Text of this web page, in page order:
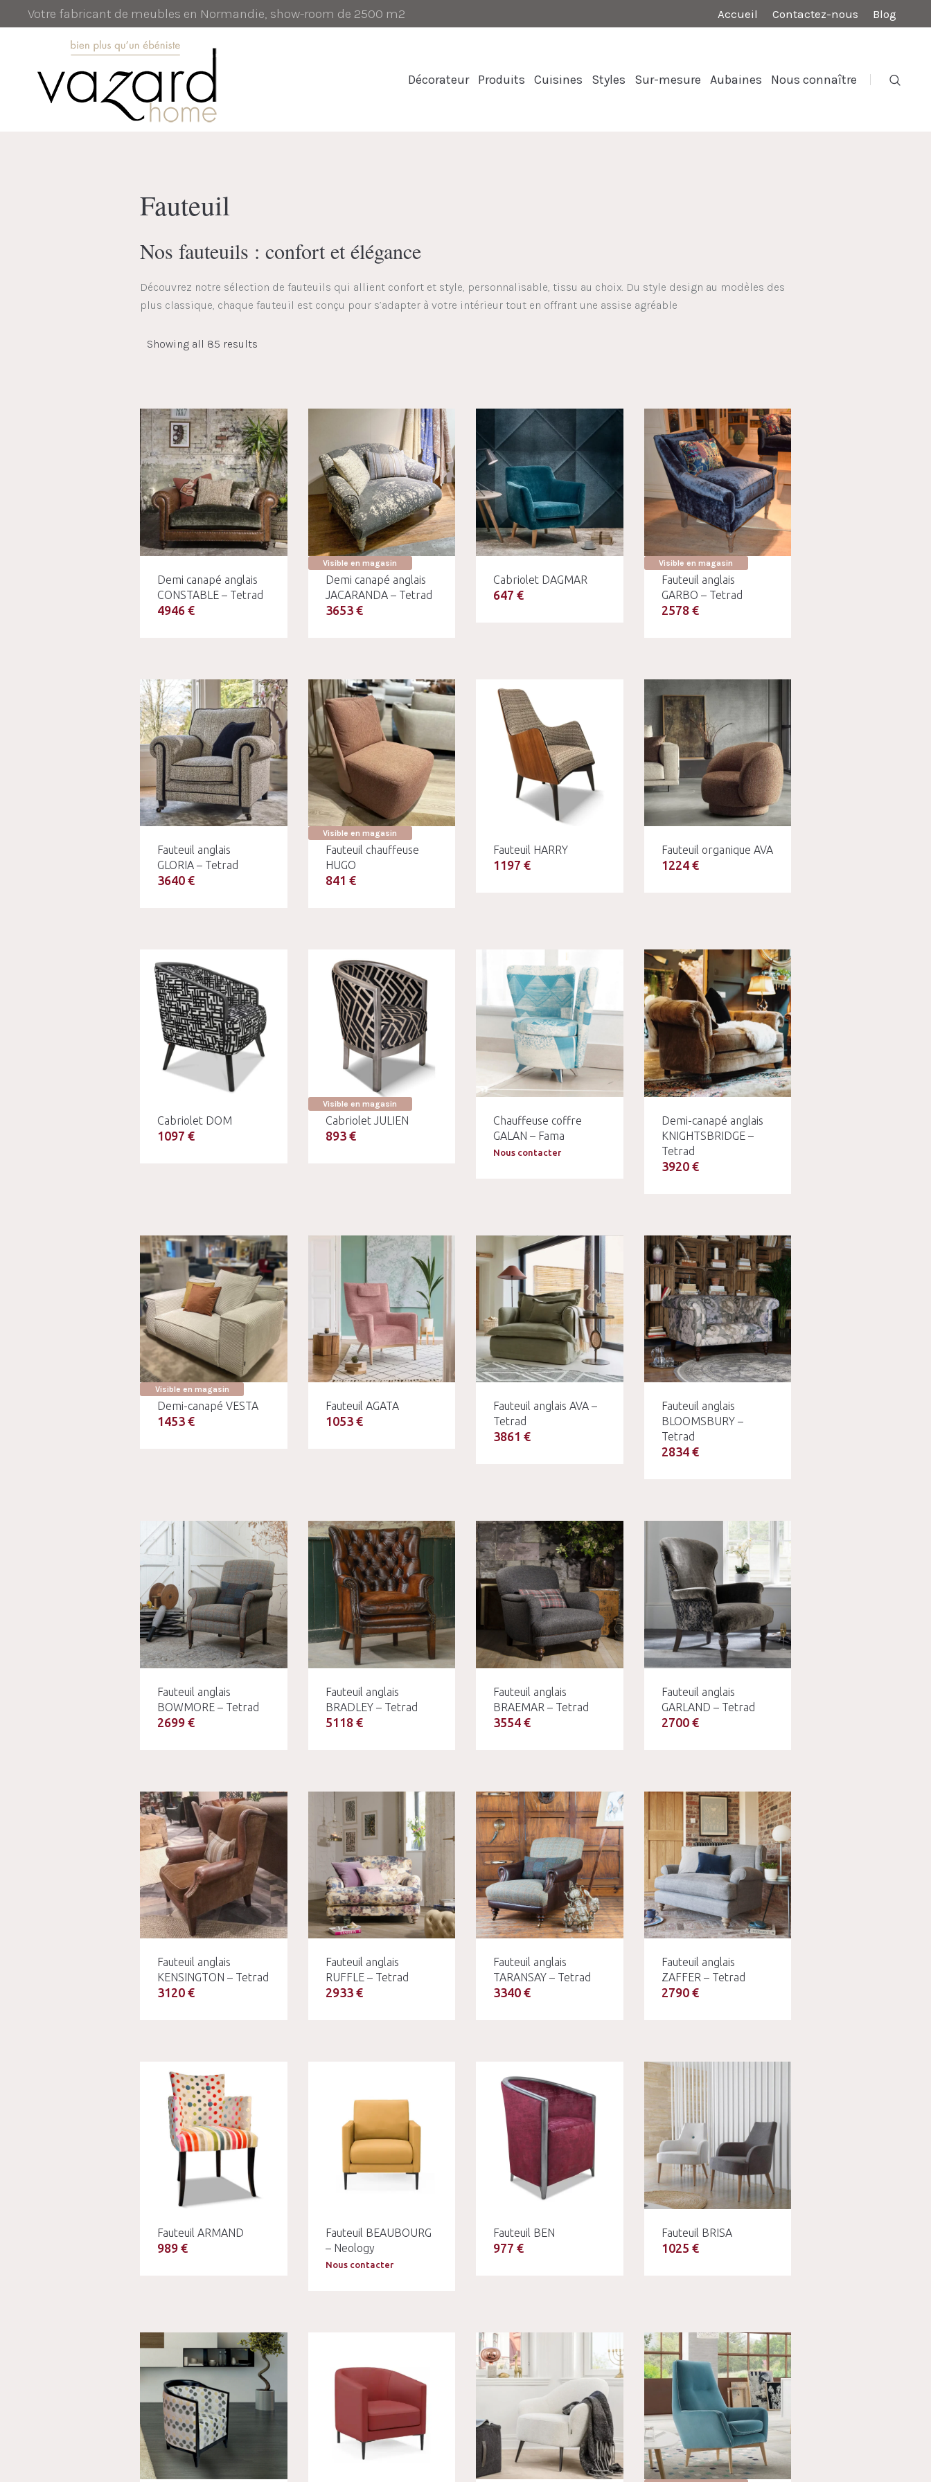
Accueil Contactez-nous Blog
Votre fabricant de meubles en Normandie, show-room de 2500 m2
Décorateur Produits Cuisines Styles Sur-mesure Aubaines Nous connaître
Fauteuil
Nos fauteuils : confort et élégance
Découvrez notre sélection de fauteuils qui allient confort et style, personnalisable, tissu au choix. Du style design au modèles des
plus classique, chaque fauteuil est conçu pour s’adapter à votre intérieur tout en offrant une assise agréable
Showing all 85 results
Demi canapé anglais
CONSTABLE – Tetrad
4946 €
Visible en magasin
Demi canapé anglais
JACARANDA – Tetrad
3653 €
Cabriolet DAGMAR
647 €
Visible en magasin
Fauteuil anglais
GARBO – Tetrad
2578 €
Fauteuil anglais
GLORIA – Tetrad
3640 €
Visible en magasin
Fauteuil chauffeuse
HUGO
841 €
Fauteuil HARRY
1197 €
Fauteuil organique AVA
1224 €
Cabriolet DOM
1097 €
Visible en magasin
Cabriolet JULIEN
893 €
Chauffeuse coffre
GALAN – Fama
Nous contacter
Demi-canapé anglais
KNIGHTSBRIDGE –
Tetrad
3920 €
Visible en magasin
Demi-canapé VESTA
1453 €
Fauteuil AGATA
1053 €
Fauteuil anglais AVA –
Tetrad
3861 €
Fauteuil anglais
BLOOMSBURY –
Tetrad
2834 €
Fauteuil anglais
BOWMORE – Tetrad
2699 €
Fauteuil anglais
BRADLEY – Tetrad
5118 €
Fauteuil anglais
BRAEMAR – Tetrad
3554 €
Fauteuil anglais
GARLAND – Tetrad
2700 €
Fauteuil anglais
KENSINGTON – Tetrad
3120 €
Fauteuil anglais
RUFFLE – Tetrad
2933 €
Fauteuil anglais
TARANSAY – Tetrad
3340 €
Fauteuil anglais
ZAFFER – Tetrad
2790 €
Fauteuil ARMAND
989 €
Fauteuil BEAUBOURG
– Neology
Nous contacter
Fauteuil BEN
977 €
Fauteuil BRISA
1025 €